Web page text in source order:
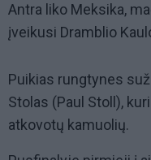
Antra liko Meksika,
įveikusi Dramblio
Puikias rungtynes
Stolas (Paul Stoll),
atkovotų kamuolių.